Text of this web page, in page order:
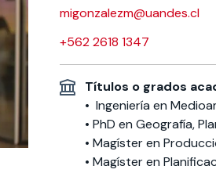
migonzalezm@uandes.cl
+562 2618 1347
Títulos o grados
• Ingeniería en
• PhD en Geografía,
• Magíster en
• Magíster en